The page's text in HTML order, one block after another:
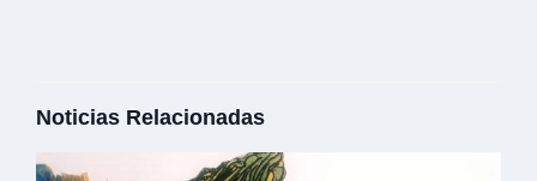
Noticias Relacionadas